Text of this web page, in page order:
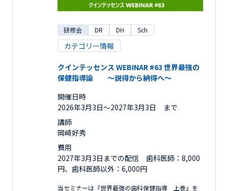
研修会 DR DH Sch
カテゴリー情報
クインテッセンス WEBINAR #63 世界最強の
保健指導論 ～説得から納得へ～
開催日時
2026年3月3日〜2027年3月3日 まで
講師
岡崎好秀
費用
2027年3月3日までの配信 歯科医師：8,000
円、歯科医師以外：6,000円
当セミナーは『世界最強の歯科保健指導 上巻』を